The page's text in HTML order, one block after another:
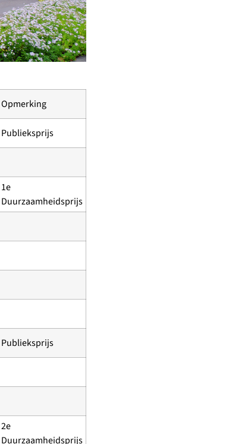
Opmerking
Publieksprijs
1e
Duurzaamheidsprijs
Publieksprijs
2e
Duurzaamheidsprijs